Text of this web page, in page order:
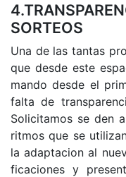
SORTEOS
Una de las tan­tas
que des­de es­te
man­do des­de el
fal­ta de
So­li­ci­ta­mos se den
rit­mos que se
la adap­ta­cion al
fi­ca­cio­nes y